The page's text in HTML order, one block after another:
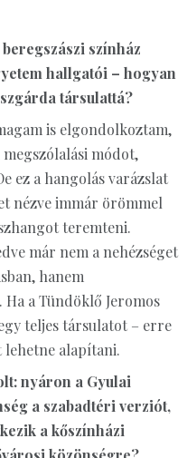
színház
hallgatói – hogyan
társulattá?
is elgondolkoztam,
módot,
ez a hangolás varázslat
nézve immár örömmel
teremteni.
már nem a nehézséget
hanem
a Tündöklő Jeromos
teljes társulatot – erre
lehetne alapítani.
nyáron a Gyulai
a szabadtéri verziót,
a kőszínházi